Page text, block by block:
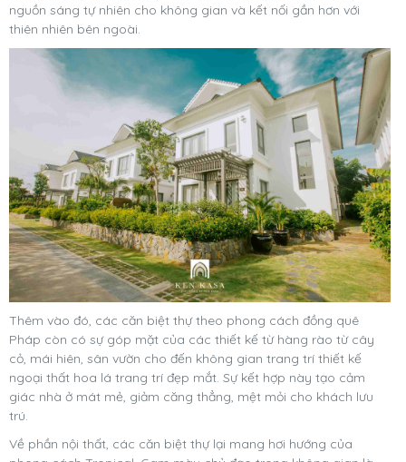
nguồn sáng tự nhiên cho không gian và kết nối gần hơn với
thiên nhiên bên ngoài.
Thêm vào đó, các căn biệt thự theo phong cách đồng quê
Pháp còn có sự góp mặt của các thiết kế từ hàng rào từ cây
cỏ, mái hiên, sân vườn cho đến không gian trang trí thiết kế
ngoại thất hoa lá trang trí đẹp mắt. Sự kết hợp này tạo cảm
giác nhà ở mát mẻ, giảm căng thẳng, mệt mỏi cho khách lưu
trú.
Về phần nội thất, các căn biệt thự lại mang hơi hướng của